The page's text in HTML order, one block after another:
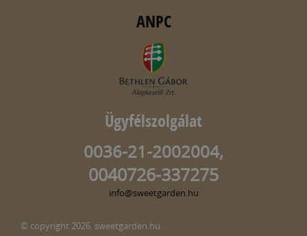
ANPC
Ügyfélszolgálat
0036-21-2002004,
0040726-337275
info@sweetgarden.hu
© copyright 2026. sweetgarden.hu